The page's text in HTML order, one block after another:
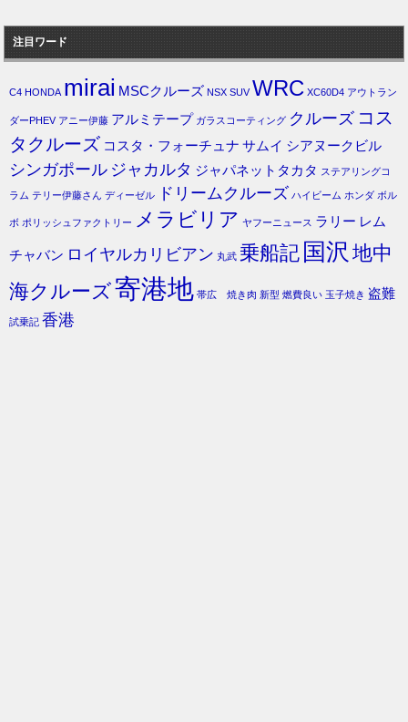
注目ワード
C4 HONDA mirai MSCクルーズ NSX SUV WRC XC60D4 アウトラン
ダーPHEV アニー伊藤 アルミテープ ガラスコーティング クルーズ コス
タクルーズ コスタ・フォーチュナ サムイ シアヌークビル
シンガポール ジャカルタ ジャパネットタカタ ステアリングコ
ラム テリー伊藤さん ディーゼル ドリームクルーズ ハイビーム ホンダ ボル
ボ ポリッシュファクトリー メラビリア ヤフーニュース ラリー レム
チャバン ロイヤルカリビアン 丸武 乗船記 国沢 地中
海クルーズ寄港地 帯広 焼き肉 新型 燃費良い 玉子焼き 盗難
試乗記 香港